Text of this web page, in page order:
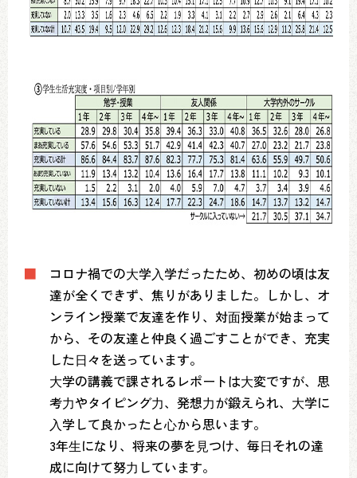
■
コロナ禍での⼤学⼊学だったため、初めの頃は友
達が全くできず、焦りがありました。しかし、オ
ンライン授業で友達を作り、対⾯授業が始まって
から、その友達と仲良く過ごすことができ、充実
した⽇々を送っています。
⼤学の講義で課されるレポートは⼤変ですが、思
考⼒やタイピング⼒、発想⼒が鍛えられ、⼤学に
⼊学して良かったと⼼から思います。
3年⽣になり、将来の夢を⾒つけ、毎⽇それの達
成に向けて努⼒しています。